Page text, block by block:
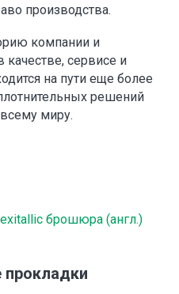
производства.
компании и
сервисе и
на пути еще более
решений
миру.
брошюра (англ.)